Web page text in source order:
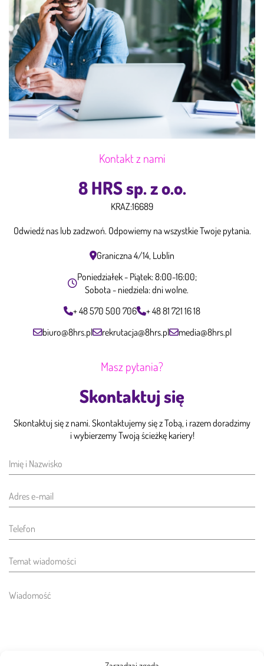
Kontakt z nami
8 HRS sp. z o.o.
KRAZ:16689
Odwiedź nas lub zadzwoń. Odpowiemy na wszystkie Twoje pytania.
Graniczna 4/14, Lublin
Poniedziałek - Piątek: 8:00-16:00;
Sobota - niedziela: dni wolne.
+ 48 570 500 706
+ 48 81 721 16 18
biuro@8hrs.pl
rekrutacja@8hrs.pl media@8hrs.pl
Masz pytania?
Skontaktuj się
Skontaktuj się z nami. Skontaktujemy się z Tobą, i razem doradzimy
i wybierzemy Twoją ścieżkę kariery!